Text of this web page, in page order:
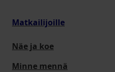
Matkailijoille
Näe ja koe
Minne mennä